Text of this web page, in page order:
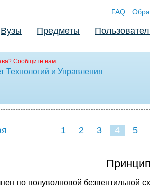
FAQ
Вузы Предметы
Сообщите нам.
Технологий и Управления
1 2 3 4 5
по полуволновой безвентильной